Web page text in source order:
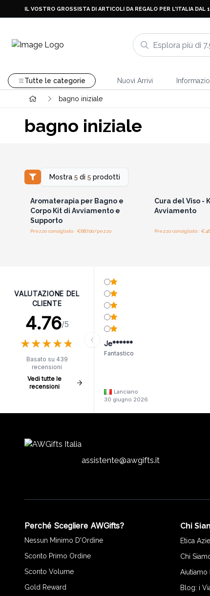
IL VOSTRO GROSSISTA DI ARTICOLI DA REGALO PER L'ITALIA DAL
Tutte le categorie Nuovi Arrivi
bagno iniziale
bagno iniziale
Mostra 5di 5prodotti
Accedi per vedere i prezzi
all'ingrosso
Aromaterapia per Bagno e
Corpo Kit di Avviamento e
Supporto
Prezzo consigliato : €687.00/pezzo
Cura del Viso -
Avviamento
Prezzo consigliato :
VALUTAZIONE DEL
CLIENTE
4.76/5
★★★★★
★★★★★
Basato su 439
recensioni
Vedi tutte le
recensioni
Je******
Fantastico
Lanciano
30 giugno 2026
assistente@awgifts.it
Perché Scegliere AWGifts?
Nessun Minimo D'Ordine
Sconto Primo Ordine
Sconto Volume
Gold Reward
Chi
Etica
Chi
Aiutiamo
Blog: i